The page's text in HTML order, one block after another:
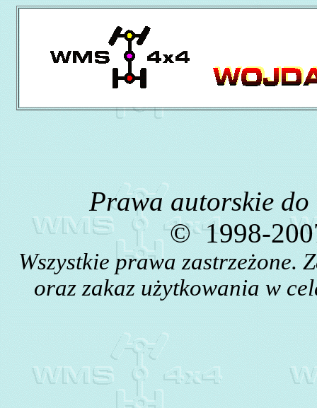
Prawa autorskie
©1998-
Wszystkie prawa zastrzeżone.
oraz zakaz użytkowania w